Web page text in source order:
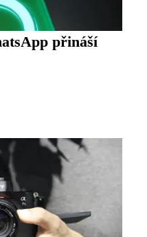
přináší